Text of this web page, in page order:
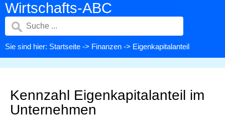
Wirtschafts-ABC
Sie sind hier: Startseite -> Finanzen -> Eigenkapitalanteil
Kennzahl Eigenkapitalanteil im
Unternehmen